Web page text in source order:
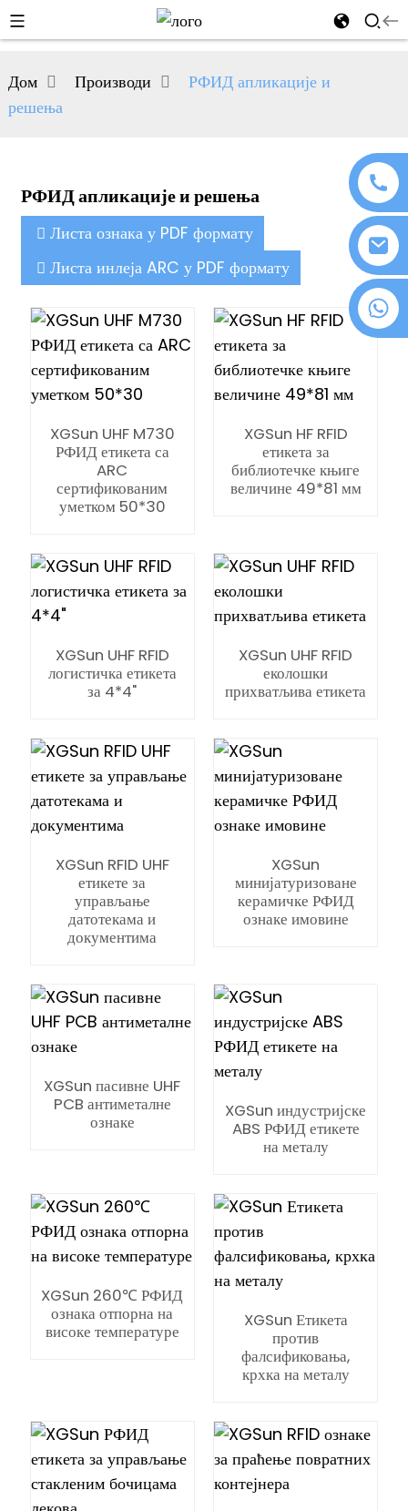
+86 18076372139
Дом Производи
РФИД апликације и
решења
РФИД апликације и решења
Листа ознака у PDF формату
Листа инлеја ARC у PDF формату
XGSun UHF M730
РФИД етикета са
ARC
сертификованим
уметком 50*30
XGSun HF RFID
етикета за
библиотечке књиге
величине 49*81 мм
XGSun UHF RFID
логистичка етикета
за 4*4"
XGSun UHF RFID
еколошки
прихватљива етикета
XGSun RFID UHF
етикете за
управљање
датотекама и
документима
XGSun
минијатуризоване
керамичке РФИД
ознаке имовине
XGSun пасивне UHF
PCB антиметалне
ознаке
XGSun индустријске
ABS РФИД етикете
на металу
XGSun 260℃ РФИД
ознака отпорна на
високе температуре
XGSun Етикета
против
фалсификовања,
крхка на металу